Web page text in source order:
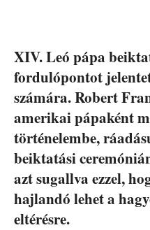
XIV. Leó pápa
fordulópontot
számára. Robert
amerikai pápaként
történelembe,
beiktatási
azt sugallva ezzel,
hajlandó lehet a
eltérésre.